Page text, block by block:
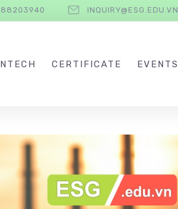
INQUIRY@ESG.EDU.VN
CERTIFICATE EVENTS